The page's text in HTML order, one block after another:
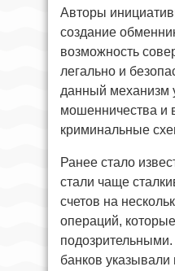
Авторы
создание
возможность
легально и
данный механизм
мошенничества и
криминальные
Ранее стало
стали чаще
счетов на
операций,
банков указывали